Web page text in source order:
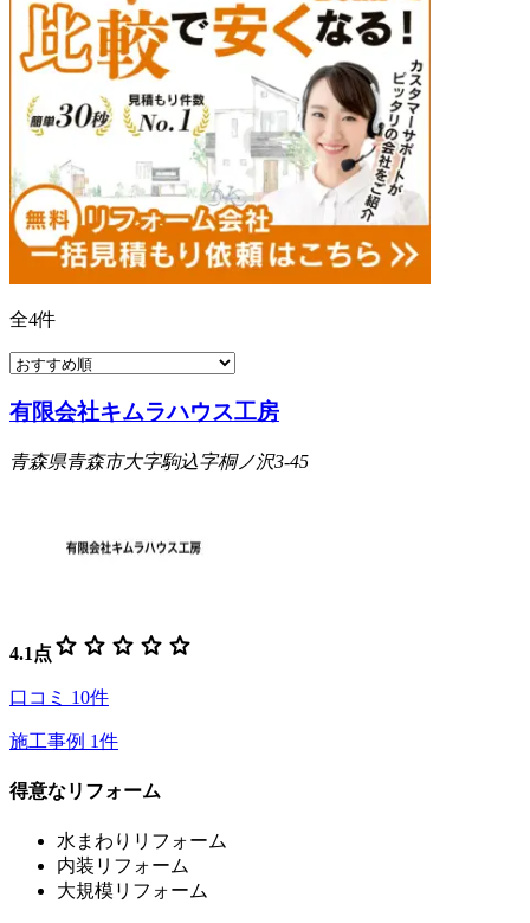
全4件
有限会社キムラハウス工房
青森県青森市大字駒込字桐ノ沢3-45
4.1 点 star star star star star
口コミ 10件
施工事例 1件
得意なリフォーム
水まわりリフォーム
内装リフォーム
大規模リフォーム